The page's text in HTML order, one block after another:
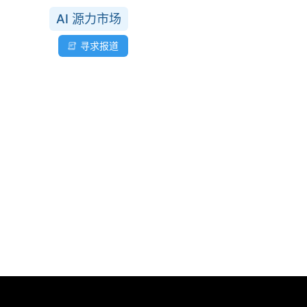
AI 源力市场
寻求报道